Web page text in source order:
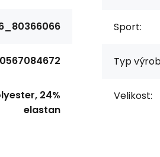
24%
elastan
Sport:
Typ
Velikost: